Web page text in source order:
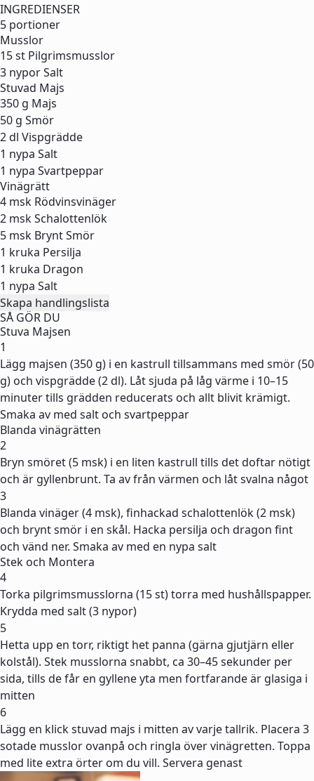
INGREDIENSER
5 portioner
Musslor
15 st Pilgrimsmusslor
3 nyporSalt
Stuvad Majs
350 g Majs
50 g Smör
2 dl Vispgrädde
1 nypa Salt
1 nypa Svartpeppar
Vinägrätt
4 msk Rödvinsvinäger
2 mskSchalottenlök
5 msk Brynt Smör
1 kruka Persilja
1 kruka Dragon
1 nypa Salt
Skapa handlingslista
SÅ GÖR DU
Stuva Majsen
1
Lägg majsen (350 g) i en kastrull tillsammans med smör (50
g) och vispgrädde (2 dl). Låt sjuda på låg värme i 10–15
minuter tills grädden reducerats och allt blivit krämigt.
Smaka av med salt och svartpeppar
Blanda vinägrätten
2
Bryn smöret (5 msk) i en liten kastrull tills det doftar nötigt
och är gyllenbrunt. Ta av från värmen och låt svalna något
3
Blanda vinäger (4 msk), finhackad schalottenlök (2 msk)
och brynt smör i en skål. Hacka persilja och dragon fint
och vänd ner. Smaka av med en nypa salt
Stek och Montera
4
Torka pilgrimsmusslorna (15 st) torra med hushållspapper.
Krydda med salt (3 nypor)
5
Hetta upp en torr, riktigt het panna (gärna gjutjärn eller
kolstål). Stek musslorna snabbt, ca 30–45 sekunder per
sida, tills de får en gyllene yta men fortfarande är glasiga i
mitten
6
Lägg en klick stuvad majs i mitten av varje tallrik. Placera 3
sotade musslor ovanpå och ringla över vinägretten. Toppa
med lite extra örter om du vill. Servera genast